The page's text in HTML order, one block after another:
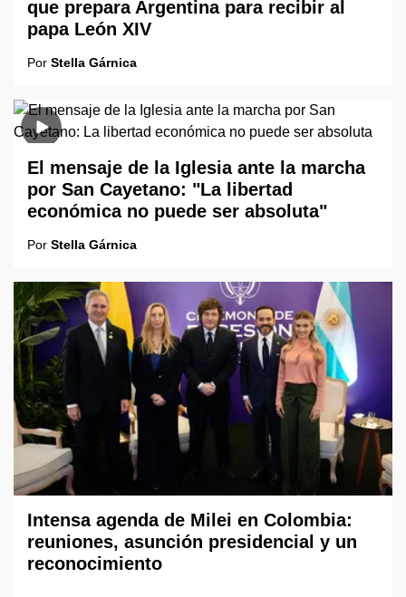
que prepara Argentina para recibir al
papa León XIV
Por Stella Gárnica
El mensaje de la Iglesia ante la marcha
por San Cayetano: "La libertad
económica no puede ser absoluta"
Por Stella Gárnica
Intensa agenda de Milei en Colombia:
reuniones, asunción presidencial y un
reconocimiento